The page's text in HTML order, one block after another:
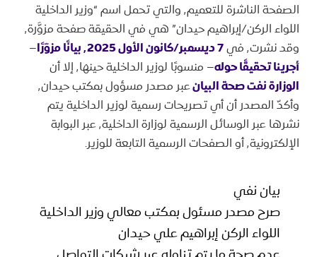
الصفحة الناشرة للتعميم٬ والتي تحمل اسم “وزير الداخلية
اللواء الركن/إبراهيم حيدان” هي في الحقيقة صفحة مزوَّرة٬
وقد نشرت٬ في
7 ديسمبر/كانون الأول ٬2025 بيانًا مزوّرًا –
أجرينا تحقيقًا حوله– منسوبًا لوزير الداخلية حينها٬ إلا أن
الوزارة نفت صحة البيان
عبر مصدر مسؤول بمكتب حيدان٬
وأكدّ المصدر أن أي تصريحات رسمية لوزير الداخلية يتم
نشرها عبر الوسائل الرسمية لوزارة الداخلية٬ عبر البوابة
الإلكترونية٬ أو الصفحات الرسمية التابعة للوزير.
بيان نفي
صرح مصدر مسئول بمكتب معالي وزير الداخلية
اللواء الركن إبراهيم علي حيدان